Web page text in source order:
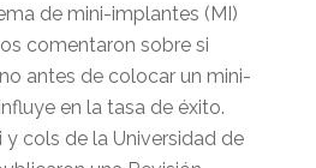
de mini-implantes (MI)
comentaron sobre si
antes de colocar un mini-
en la tasa de éxito.
y cols de la Universidad de